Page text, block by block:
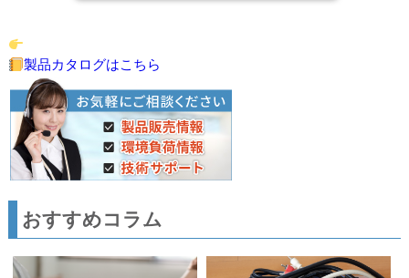
製品カタログはこちら
おすすめコラム